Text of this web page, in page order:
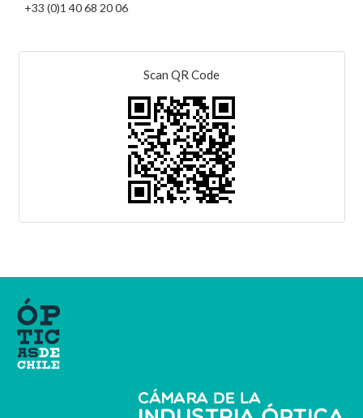
+33 (0)1 40 68 20 06
Scan QR Code